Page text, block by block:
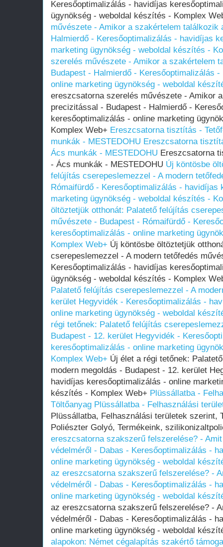
Keresőoptimalizálás - havidíjas
ügynökség - weboldal készítés - Komplex
művészete - Amikor a szakértelem találkozik
Halmierdő - Keresőoptimalizálás - havidíjas
marketing ügynökség - weboldal készítés -
szerelés művészete - Amikor a szakértelem
Budapest - Halmierdő - Keresőoptimalizálás
online marketing ügynökség - weboldal
ereszcsatorna szerelés művészete - Amikor
precizitással - Budapest - Halmierdő -
keresőoptimalizálás - online marketing
Komplex Web+ Ereszcsatorna tisztítás -
munkák - MESTEDOHU Ereszcsatorna
Ács munkák - MESTEDOHU Ereszcsatorna
- Ács munkák - MESTEDOHU Új köntösbe
felújítás cserepeslemezzel - A modern
Rómaifürdő - Keresőoptimalizálás - havidíjas
marketing ügynökség - weboldal készítés -
öltöztetjük otthonát: Palatető felújítás
művészete - Budapest - Rómaifürdő -
keresőoptimalizálás - online marketing
Komplex Web+ Új köntösbe öltöztetjük
cserepeslemezzel - A modern tetőfedés
Keresőoptimalizálás - havidíjas
ügynökség - weboldal készítés - Komplex
Palatető felújítás cserepeslemezzel - A
kerület Hegyvidék - Keresőoptimalizálás -
online marketing ügynökség - weboldal
régi tetőnek: Palatető felújítás
Budapest - 12. kerület Hegyvidék -
keresőoptimalizálás - online marketing
Komplex Web+ Új élet a régi tetőnek:
modern megoldás - Budapest - 12. kerület
havidíjas keresőoptimalizálás - online
készítés - Komplex Web+ Plüssállatba -
Töltőanyag Plüssállatba - Felhasználási
Plüssállatba, Felhasználási területek szerint,
Poliészter Golyó, Termékeink,
ereszcsatorna szakszerű felszerelése? -
védelméről - Dabas - Keresőoptimalizálás -
online marketing ügynökség - weboldal
az ereszcsatorna szakszerű felszerelése? -
védelméről - Dabas - Keresőoptimalizálás -
online marketing ügynökség - weboldal
az ereszcsatorna szakszerű felszerelése? -
védelméről - Dabas - Keresőoptimalizálás -
online marketing ügynökség - weboldal
alapokon: Német cégalapítás szakértő